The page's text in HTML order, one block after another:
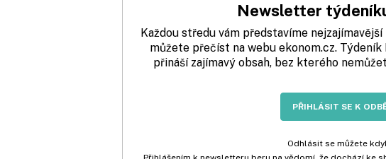
Newsletter
Každou středu vám představíme
můžete přečíst na webu ekonom.cz.
přináší zajímavý obsah, bez kterého
PŘIHLÁSIT SE K
Odhlásit se můžete